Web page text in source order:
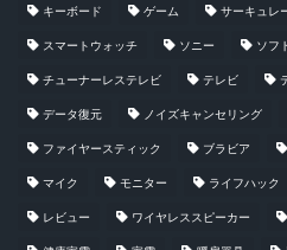
キーボード ゲーム サーキュレ
スマートウォッチ ソニー ソフ
チューナーレステレビ テレビ
データ復元 ノイズキャンセリング
ファイヤースティック ブラビア
マイク モニター ライフハック
レビュー ワイヤレススピーカー